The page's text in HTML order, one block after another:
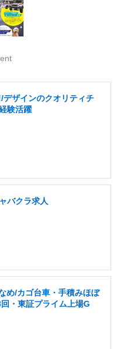
デザインのクオリティチ
験活躍
バクラ求人
め/カゴ台車・手積みほぼ
・東証プライム上場G